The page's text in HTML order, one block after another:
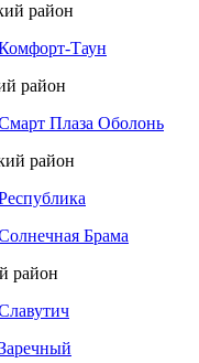
район
Таун
район
Плаза Оболонь
район
Брама
район